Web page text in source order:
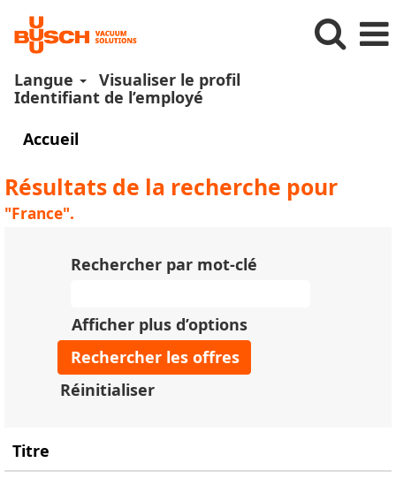
Langue
Visualiser le profil
Identifiant de l’employé
Accueil
Résultats de la recherche pour
"France".
Rechercher par mot-clé
Afficher plus d’options
Réinitialiser
Titre